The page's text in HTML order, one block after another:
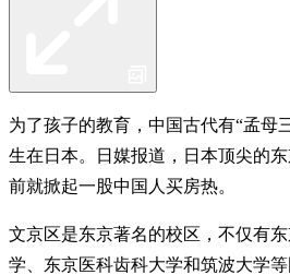
为了孩子的教育，中国古代有“孟母
生在日本。日媒报道，日本顶尖的
前就掀起一股中国人买房热。
文京区是东京著名的校区，不仅有
学、东京医科齿科大学和筑波大学